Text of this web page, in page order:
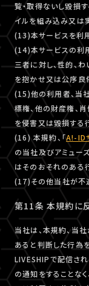
覧・取得ないし毀損
イルを組み込み又は
(13)本サービスを利
(14)本サービスの利
三者に対し、性的、
を抱かせ又は公序良
(15)他の利用者、当
標権、他の財産権、
を侵害又は毀損する
(16) 本規約、「A!-ID
の当社及びアミュー
はそのおそれのある
(17)その他当社が不
第11条 本規約に
当社は、本規約、当
あると判断した行為
LIVESHIPで配信され
の通知をすることなく